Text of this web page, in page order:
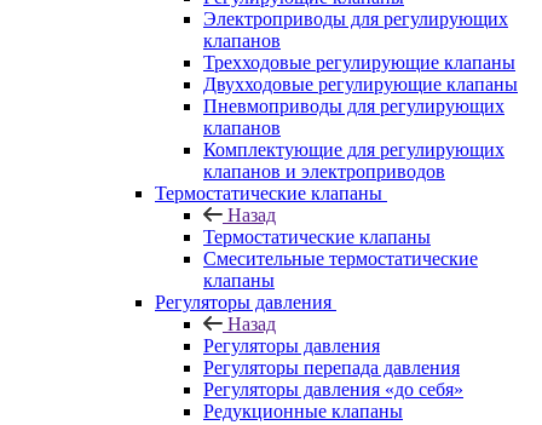
Электроприводы для регулирующих
клапанов
Трехходовые регулирующие клапаны
Двухходовые регулирующие клапаны
Пневмоприводы для регулирующих
клапанов
Комплектующие для регулирующих
клапанов и электроприводов
Термостатические клапаны
Назад
Термостатические клапаны
Смесительные термостатические
клапаны
Регуляторы давления
Назад
Регуляторы давления
Регуляторы перепада давления
Регуляторы давления «до себя»
Редукционные клапаны